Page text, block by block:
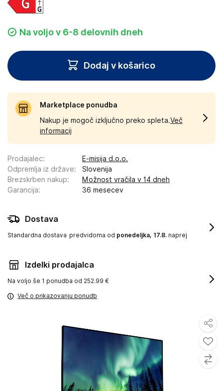
Na voljo v 6-8 delovnih dneh
Dodaj v košarico
Marketplace ponudba
Nakup je mogoč izključno preko spleta.Več
informacij
Prodajalec:
E-misija d.o.o.
Odpremlja iz države:
Slovenija
Brezskrben nakup:
Možnost vračila v 14 dneh
Garancija: 36 mesecev
Dostava
Standardna dostava predvidoma od ponedeljka, 17.8. naprej
Izdelki prodajalca
Na voljo še 1 ponudba od 252.99 €
Več o prikazovanju ponudb